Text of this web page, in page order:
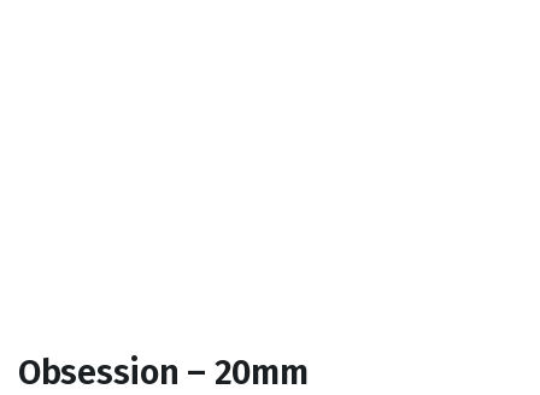
Obsession – 20mm